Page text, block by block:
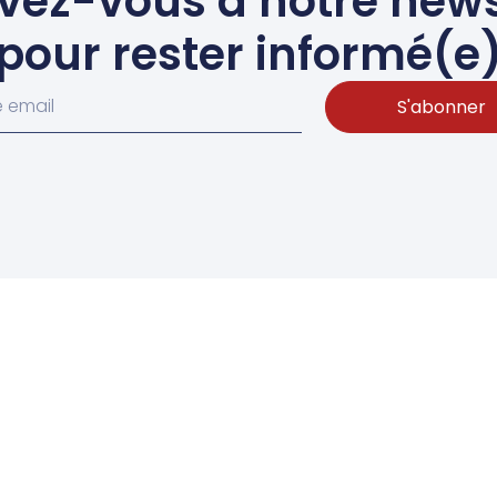
rester informé(e)
S'abonner